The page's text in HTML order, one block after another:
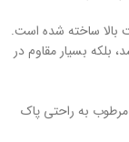
بالا ساخته شده است.
بلکه بسیار مقاوم در
به راحتی پاک